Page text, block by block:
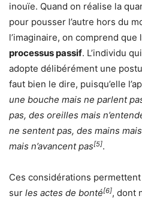
inouïe. Quand on réalise la
pour pousser l’autre hors du
l’imaginaire, on comprend que
processus passif. L’individu
adopte délibérément une
faut bien le dire, puisqu’elle
une bouche mais ne parlent
pas, des oreilles mais
ne sentent pas, des mains
mais n’avancent pas[5].
Ces considérations
sur les actes de bonté[6], dont